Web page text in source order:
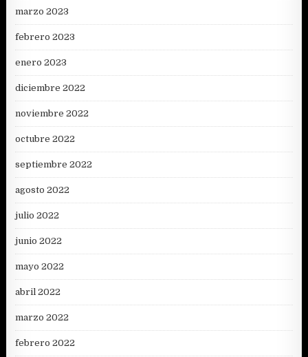
marzo 2023
febrero 2023
enero 2023
diciembre 2022
noviembre 2022
octubre 2022
septiembre 2022
agosto 2022
julio 2022
junio 2022
mayo 2022
abril 2022
marzo 2022
febrero 2022